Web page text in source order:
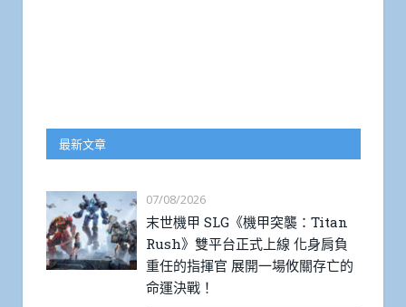
最新文章
07/08/2026
末世機甲 SLG《機甲突襲：Titan
Rush》雙平台正式上線 化身肩負
重任的指揮官 展開一場攸關存亡的
命運決戰！